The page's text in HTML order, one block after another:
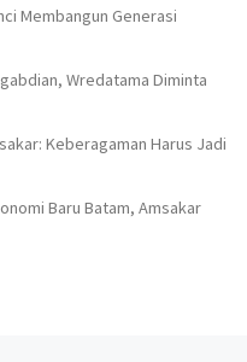
Membangun Generasi
Wredatama Diminta
Keberagaman Harus Jadi
Baru Batam, Amsakar